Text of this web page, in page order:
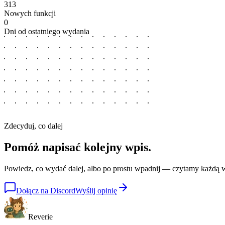
313
Nowych funkcji
0
Dni od ostatniego wydania
Zdecyduj, co dalej
Pomóż napisać kolejny wpis.
Powiedz, co wydać dalej, albo po prostu wpadnij — czytamy każdą
Dołącz na DiscordWyślij opinię
Reverie